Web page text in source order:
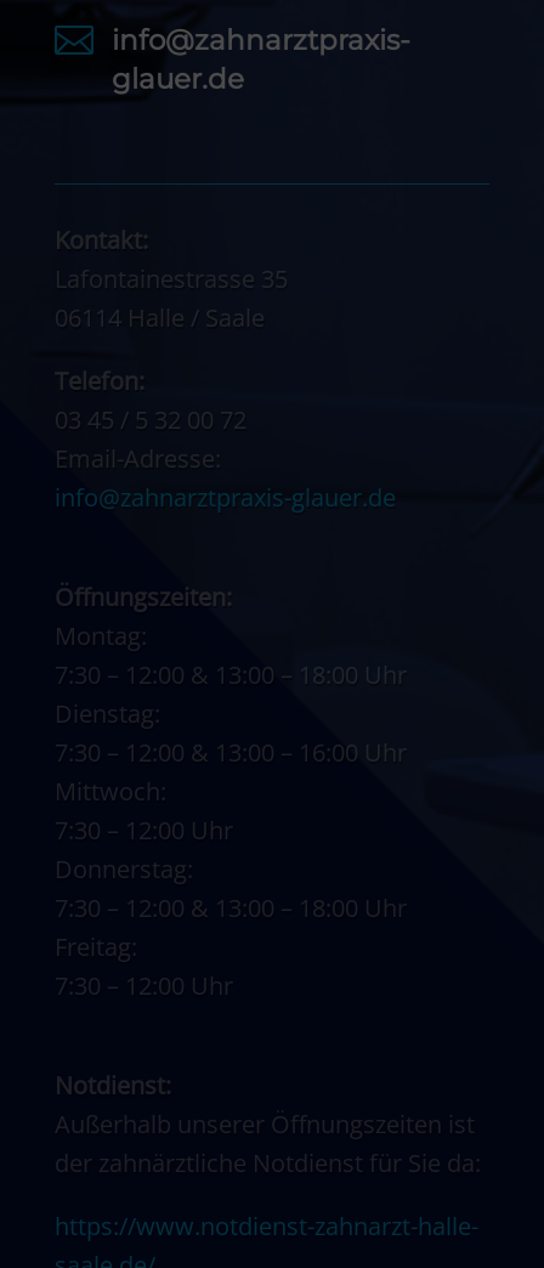

info@zahnarztpraxis-
glauer.de
Kontakt:
Lafontainestrasse 35
06114 Halle / Saale
Telefon:
03 45 / 5 32 00 72
Email-Adresse:
info@zahnarztpraxis-glauer.de
Öffnungszeiten:
Montag:
7:30 – 12:00 & 13:00 – 18:00 Uhr
Dienstag:
7:30 – 12:00 & 13:00 – 16:00 Uhr
Mittwoch:
7:30 – 12:00 Uhr
Donnerstag:
7:30 – 12:00 & 13:00 – 18:00 Uhr
Freitag:
7:30 – 12:00 Uhr
Notdienst:
Außerhalb unserer Öffnungszeiten ist
der zahnärztliche Notdienst für Sie da:
https://www.notdienst-zahnarzt-halle-